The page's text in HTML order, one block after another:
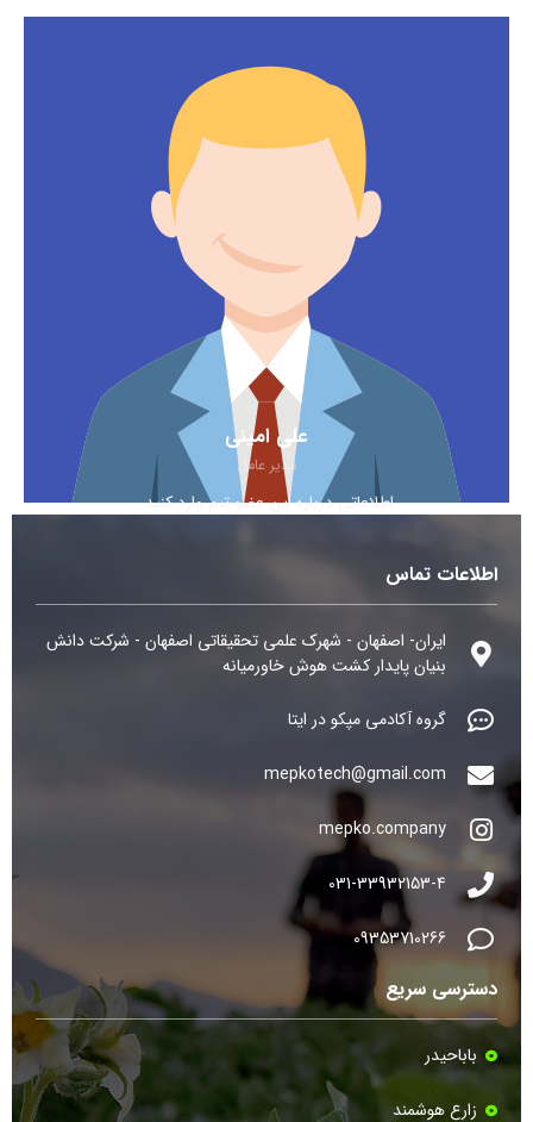
علی امینی
مدیر عامل
اطلاعاتی درباره این عضو تیم وارد کنید.
اطلاعات تماس
ایران- اصفهان - شهرک علمی تحقیقاتی اصفهان - شرکت دانش
بنیان پایدار کشت هوش خاورمیانه
گروه آکادمی مپکو در ایتا
mepkotech@gmail.com
mepko.company
031-33932153-4
09353710266
دسترسی سریع
باباحیدر
زارع هوشمند